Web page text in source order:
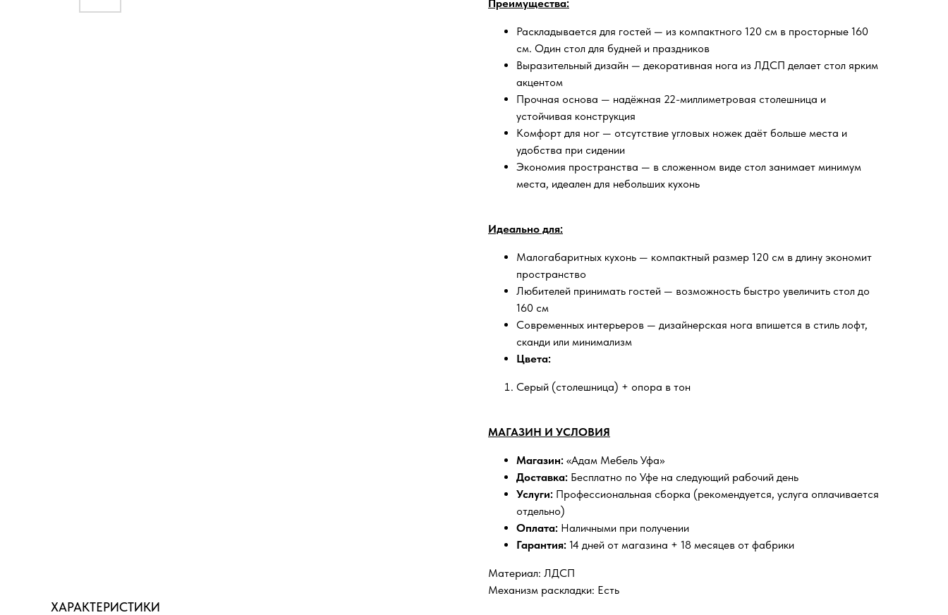
Преимущества:
Раскладывается для гостей — из компактного 120 см в просторные 160
см. Один стол для будней и праздников
Выразительный дизайн — декоративная нога из ЛДСП делает стол ярким
акцентом
Прочная основа — надёжная 22-миллиметровая столешница и
устойчивая конструкция
Комфорт для ног — отсутствие угловых ножек даёт больше места и
удобства при сидении
Экономия пространства — в сложенном виде стол занимает минимум
места, идеален для небольших кухонь
Идеально для:
Малогабаритных кухонь — компактный размер 120 см в длину экономит
пространство
Любителей принимать гостей — возможность быстро увеличить стол до
160 см
Современных интерьеров — дизайнерская нога впишется в стиль лофт,
сканди или минимализм
Цвета:
Серый (столешница) + опора в тон
МАГАЗИН И УСЛОВИЯ
Магазин: «Адам Мебель Уфа»
Доставка: Бесплатно по Уфе на следующий рабочий день
Услуги: Профессиональная сборка (рекомендуется, услуга оплачивается
отдельно)
Оплата: Наличными при получении
Гарантия: 14 дней от магазина + 18 месяцев от фабрики
Материал: ЛДСП
Механизм раскладки: Есть
ХАРАКТЕРИСТИКИ